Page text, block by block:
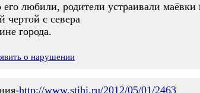
любили, родители устраивали маёвки
чертой с севера
города.
о нарушении
http://www.stihi.ru/2012/05/01/2463